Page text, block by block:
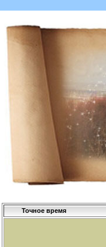
Точное время